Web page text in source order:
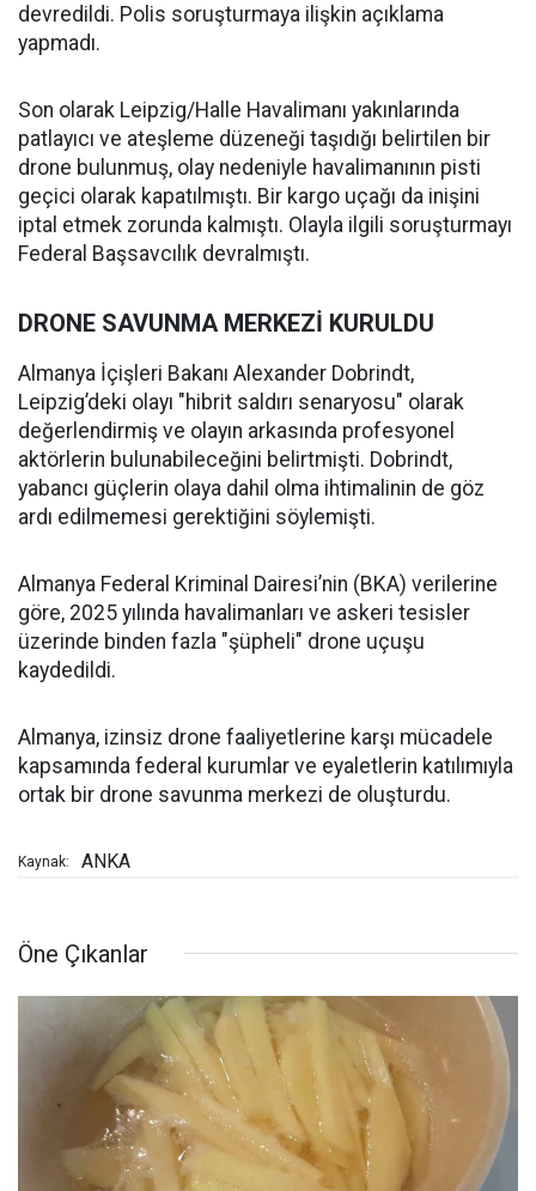
devredildi. Polis soruşturmaya ilişkin açıklama
yapmadı.
Son olarak Leipzig/Halle Havalimanı yakınlarında
patlayıcı ve ateşleme düzeneği taşıdığı belirtilen bir
drone bulunmuş, olay nedeniyle havalimanının pisti
geçici olarak kapatılmıştı. Bir kargo uçağı da inişini
iptal etmek zorunda kalmıştı. Olayla ilgili soruşturmayı
Federal Başsavcılık devralmıştı.
DRONE SAVUNMA MERKEZİ KURULDU
Almanya İçişleri Bakanı Alexander Dobrindt,
Leipzig’deki olayı "hibrit saldırı senaryosu" olarak
değerlendirmiş ve olayın arkasında profesyonel
aktörlerin bulunabileceğini belirtmişti. Dobrindt,
yabancı güçlerin olaya dahil olma ihtimalinin de göz
ardı edilmemesi gerektiğini söylemişti.
Almanya Federal Kriminal Dairesi’nin (BKA) verilerine
göre, 2025 yılında havalimanları ve askeri tesisler
üzerinde binden fazla "şüpheli" drone uçuşu
kaydedildi.
Almanya, izinsiz drone faaliyetlerine karşı mücadele
kapsamında federal kurumlar ve eyaletlerin katılımıyla
ortak bir drone savunma merkezi de oluşturdu.
Kaynak: ANKA
Öne Çıkanlar